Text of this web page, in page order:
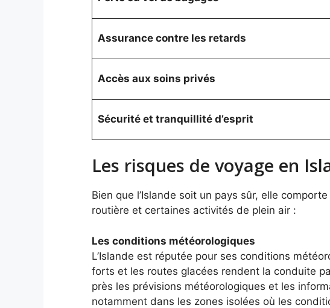
Assurance contre les retards
Accès aux soins privés
Sécurité et tranquillité d’esprit
Les risques de voyage en
Bien que l’Islande soit un pays sûr, elle
routière et certaines activités de plein air :
Les conditions météorologiques
L’Islande est réputée pour ses conditions
forts et les routes glacées rendent la conduite
près les prévisions météorologiques et les
notamment dans les zones isolées où les